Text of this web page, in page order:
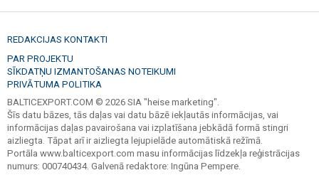
REDAKCIJAS KONTAKTI
PAR PROJEKTU
SĪKDATŅU IZMANTOŠANAS NOTEIKUMI
PRIVĀTUMA POLITIKA
BALTICEXPORT.COM © 2026 SIA "heise marketing".
Šīs datu bāzes, tās daļas vai datu bāzē iekļautās informācijas, vai
informācijas daļas pavairošana vai izplatīšana jebkādā formā stingri
aizliegta. Tāpat arī ir aizliegta lejupielāde automātiskā režīmā.
Portāla www.balticexport.com masu informācijas līdzekļa reģistrācijas
numurs: 000740434. Galvenā redaktore: Ingūna Pempere.